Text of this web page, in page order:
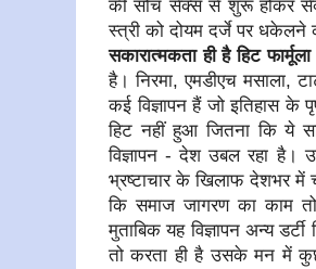
की सोच सेक्स से शुरू होकर सेक्स
स्त्री को दोयम दर्जे पर
सकारात्मकता ही है हिट
है। निरमा, एमडीएच मसाला,
कई विज्ञापन हैं जो इतिहास के
हिट नहीं हुआ जितना कि ये
विज्ञापन - देश उबल रहा है।
भ्रष्टाचार के खिलाफ देशभर में
कि समाज जागरण का काम
मुताबिक यह विज्ञापन अन्य
तो करता ही है उसके मन में